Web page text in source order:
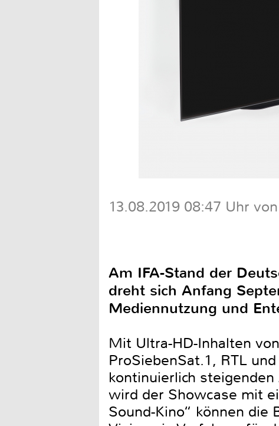
13.08.2019 08:47 Uhr
Am IFA-Stand der
dreht sich Anfang
Mediennutzung und
Mit Ultra-HD-Inhalten
ProSiebenSat.1, RTL
kontinuierlich
wird der Showcase mit
Sound-Kino“ können die